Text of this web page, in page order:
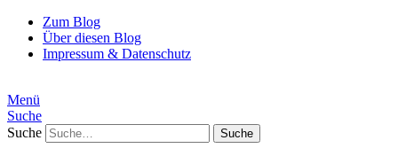
Zum Blog
Über diesen Blog
Impressum & Datenschutz
Menü
Suche
Suche